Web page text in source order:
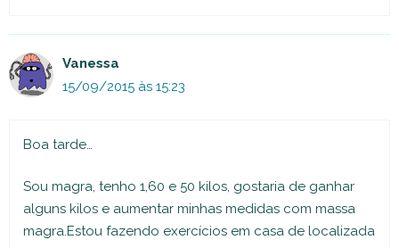
Vanessa
15/09/2015 às 15:23
Boa tarde…
Sou magra, tenho 1,60 e 50 kilos, gostaria de ganhar
alguns kilos e aumentar minhas medidas com massa
magra.Estou fazendo exercícios em casa de localizada